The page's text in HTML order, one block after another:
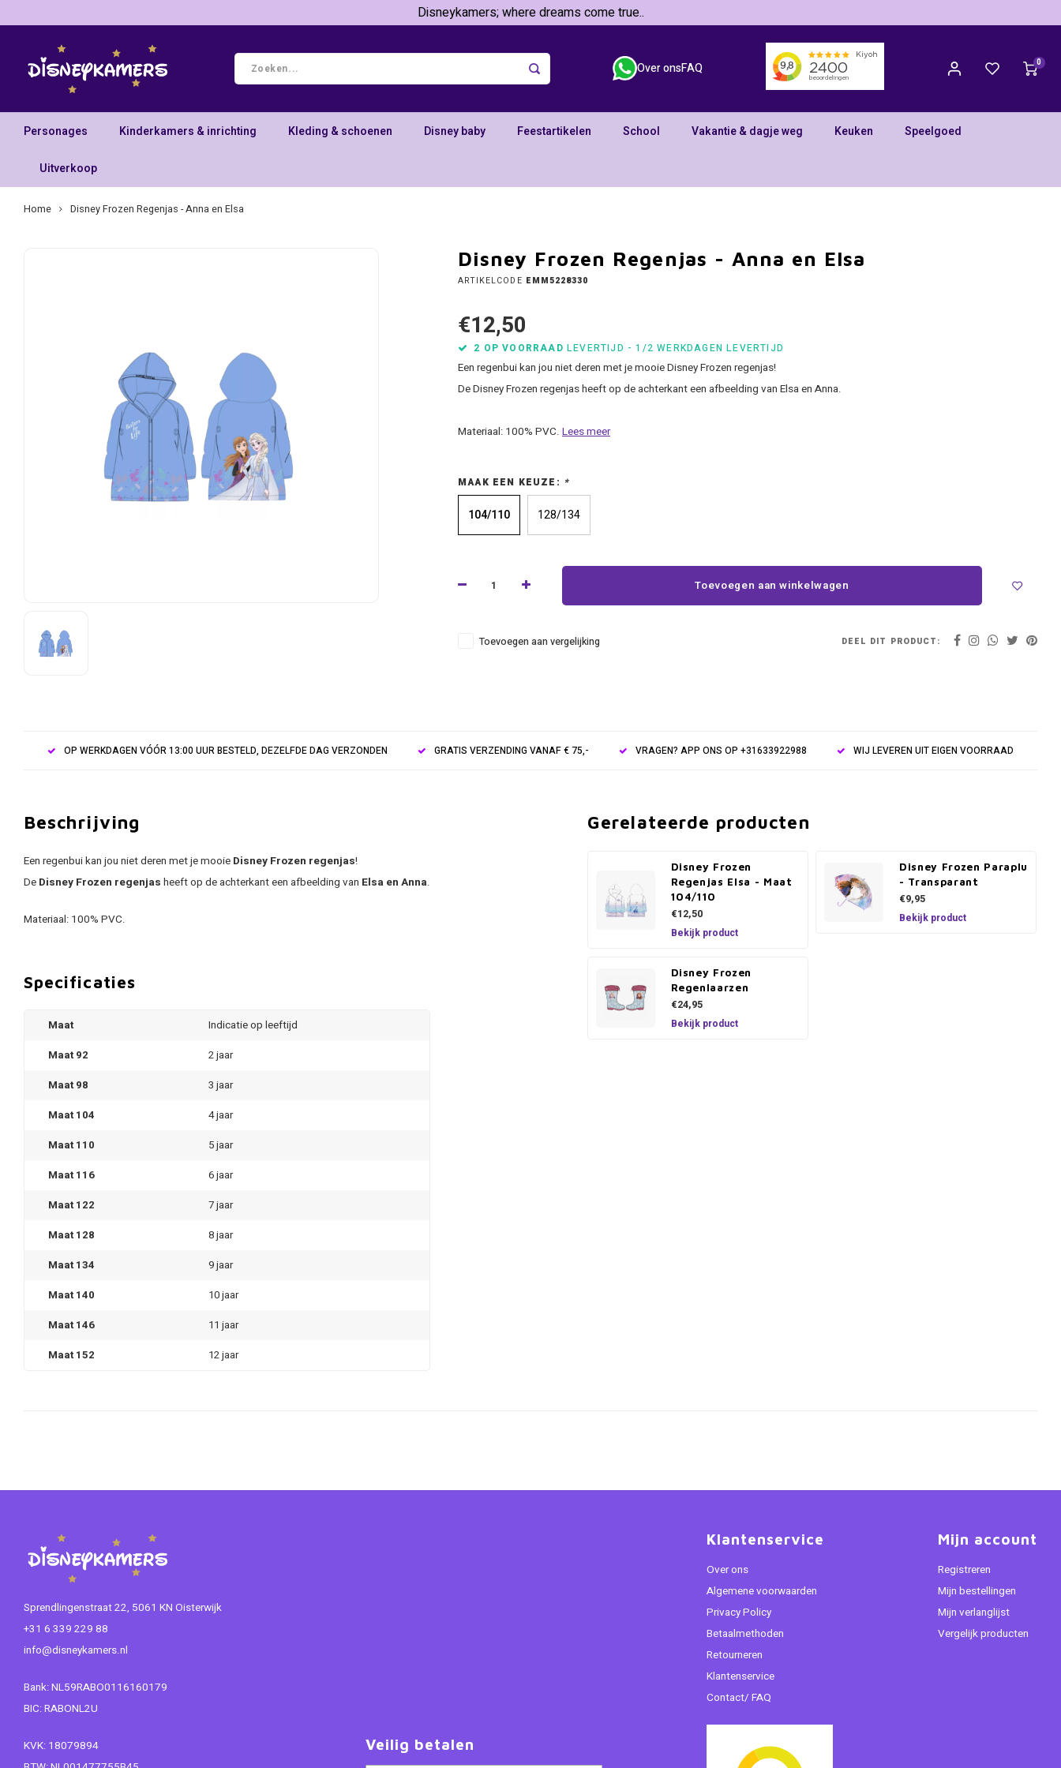
Disneykamers; where dreams come true..
Over onsFAQ 0
Personages Kinderkamers & inrichting Kleding & schoenen Disney baby Feestartikelen School Vakantie & dagje weg Keuken Speelgoed
Uitverkoop
Home Disney Frozen Regenjas - Anna en Elsa
Disney Frozen Regenjas - Anna en Elsa
ARTIKELCODE EMM5228330
€12,50
2 OP VOORRAAD LEVERTIJD - 1/2 WERKDAGEN LEVERTIJD
Een regenbui kan jou niet deren met je mooie Disney Frozen regenjas!
De Disney Frozen regenjas heeft op de achterkant een afbeelding van Elsa en Anna.
Materiaal: 100% PVC. Lees meer
MAAK EEN KEUZE: *
104/110 128/134
Toevoegen aan winkelwagen
Toevoegen aan vergelijking DEEL DIT PRODUCT:
OP WERKDAGEN VÓÓR 13:00 UUR BESTELD, DEZELFDE DAG VERZONDEN GRATIS VERZENDING VANAF € 75,- VRAGEN? APP ONS OP +31633922988 WIJ LEVEREN UIT EIGEN VOORRAAD
Beschrijving
Een regenbui kan jou niet deren met je mooie Disney Frozen regenjas!
De Disney Frozen regenjas heeft op de achterkant een afbeelding van Elsa en Anna.
Materiaal: 100% PVC.
Specificaties
Maat
Indicatie op leeftijd
Maat 92
2 jaar
Maat 98
3 jaar
Maat 104
4 jaar
Maat 110
5 jaar
Maat 116
6 jaar
Maat 122
7 jaar
Maat 128
8 jaar
Maat 134
9 jaar
Maat 140
10 jaar
Maat 146
11 jaar
Maat 152
12 jaar
Gerelateerde producten
Disney Frozen
Regenjas Elsa - Maat
104/110
€12,50
Bekijk product
Disney Frozen Paraplu
- Transparant
€9,95
Bekijk product
Disney Frozen
Regenlaarzen
€24,95
Bekijk product
Sprendlingenstraat 22, 5061 KN Oisterwijk
+31 6 339 229 88
info@disneykamers.nl
Bank: NL59RABO0116160179
BIC: RABONL2U
KVK: 18079894
Veilig betalen
Klantenservice
Over ons
Algemene voorwaarden
Privacy Policy
Betaalmethoden
Retourneren
Klantenservice
Contact/ FAQ
Mijn account
Registreren
Mijn bestellingen
Mijn verlanglijst
Vergelijk producten